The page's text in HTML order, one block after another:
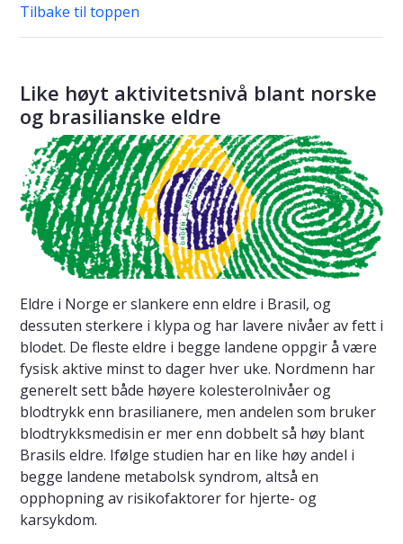
Tilbake til toppen
Like høyt aktivitetsnivå blant norske
og brasilianske eldre
Eldre i Norge er slankere enn eldre i Brasil, og
dessuten sterkere i klypa og har lavere nivåer av fett i
blodet. De fleste eldre i begge landene oppgir å være
fysisk aktive minst to dager hver uke. Nordmenn har
generelt sett både høyere kolesterolnivåer og
blodtrykk enn brasilianere, men andelen som bruker
blodtrykksmedisin er mer enn dobbelt så høy blant
Brasils eldre. Ifølge studien har en like høy andel i
begge landene metabolsk syndrom, altså en
opphopning av risikofaktorer for hjerte- og
karsykdom.